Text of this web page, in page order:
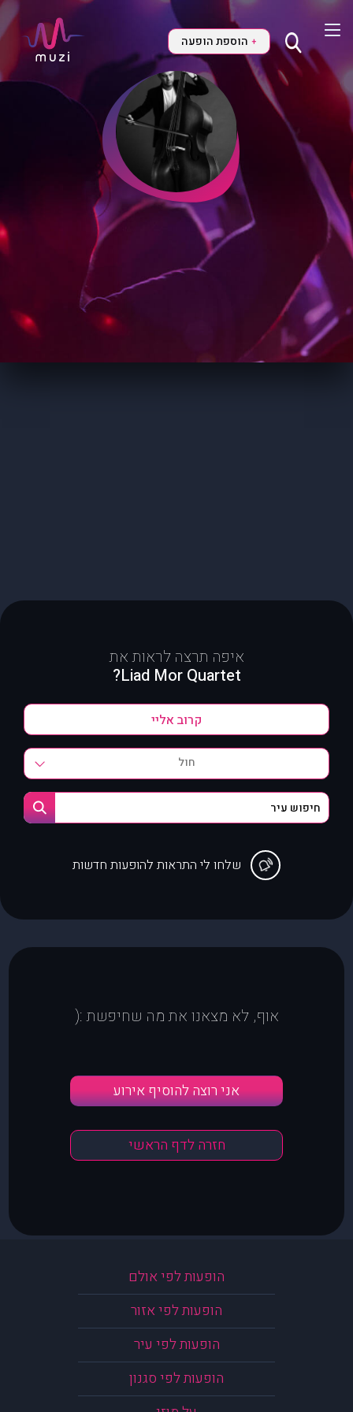
+ הוספת הופעה
איפה תרצה לראות את
Liad Mor Quartet?
חול
שלחו לי התראות להופעות חדשות
אוף, לא מצאנו את מה שחיפשת :(
אני רוצה להוסיף אירוע
חזרה לדף הראשי
הופעות לפי אולם
הופעות לפי אזור
הופעות לפי עיר
הופעות לפי סגנון